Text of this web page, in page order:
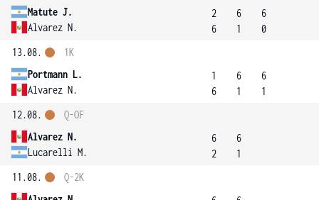
Matute J.
Alvarez N.
2
6
6
1
6
0
13.08.
Portmann L.
Alvarez N.
1K
1
6
6
1
6
1
12.08.
Alvarez N.
Lucarelli M.
Q-OF
6
2
6
1
11.08.
Q-2K